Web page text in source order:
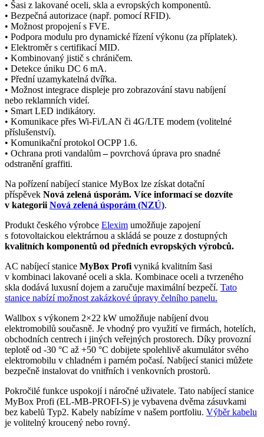
• Šasi z lakované oceli, skla a evropských komponentů.
• Bezpečná autorizace (např. pomocíRFID).
• Možnost propojení s FVE.
• Podpora modulu pro dynamické řízení výkonu (za příplatek).
• Elektroměr s certifikací MID.
• Kombinovaný jistič s chráničem.
• Detekce úniku DC 6 mA.
• Přední uzamykatelná dvířka.
• Možnost integrace displeje pro zobrazování stavu nabíjení
nebo reklamních videí.
• Smart LED indikátory.
• Komunikace přes Wi-Fi/LAN či 4G/LTE modem (volitelné
příslušenství).
• Komunikačníprotokol OCPP1.6.
• Ochrana proti vandalům–povrchová úprava pro snadné
odstranění graffiti.
Na pořízení nabíjecí stanice MyBox lze získat dotační
příspěvek Nová zelená úsporám. Více informací se dozvíte
v kategoriiNová zelená úsporám (NZÚ).
Produkt českého výrobce Elexim umožňuje zapojení
s fotovoltaickou elektrárnou a skládá se pouze z dostupných
kvalitních komponentů od předních evropských výrobců.
AC nabíjecí stanice MyBox Profi vyniká kvalitním šasi
v kombinaci lakované oceli a skla. Kombinace oceli a tvrzeného
skla dodává luxusní dojem a zaručuje maximální bezpečí. Tato
stanice nabízí možnost zakázkové úpravy čelního panelu.
Wallbox s výkonem 2×22 kW umožňuje nabíjení dvou
elektromobilů současně. Je vhodný pro využití ve firmách, hotelích,
obchodních centrech i jiných veřejných prostorech. Díky provozní
teplotě od -30 °C až +50 °C dobijete spolehlivě akumulátor svého
elektromobilu v chladném i parném počasí. Nabíjecí stanici můžete
bezpečně instalovat do vnitřních i venkovních prostorů.
Pokročilé funkce uspokojí i náročné uživatele. Tato nabíjecí stanice
MyBox Profi (EL-MB-PROFI-S) je vybavena dvěma zásuvkami
bez kabelů Typ2. Kabely nabízíme v našem portfoliu. Výběr kabelu
je volitelný kroucený nebo rovný.